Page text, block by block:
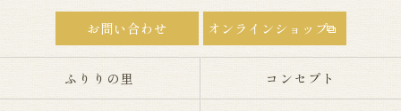
お問い合わせ オンラインショップ
ふりりの里 コンセプト